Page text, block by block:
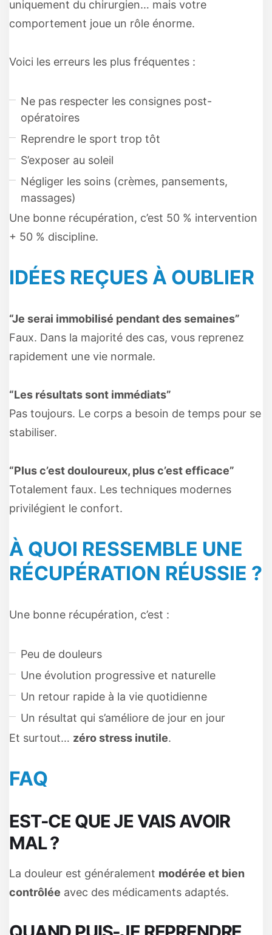
uniquement du chirurgien… mais votre
comportement joue un rôle énorme.
Voici les erreurs les plus fréquentes :
Ne pas respecter les consignes post-
opératoires
Reprendre le sport trop tôt
S’exposer au soleil
Négliger les soins (crèmes, pansements,
massages)
Une bonne récupération, c’est 50 % intervention
+ 50 % discipline.
IDÉES REÇUES À OUBLIER
“Je serai immobilisé pendant des semaines”
Faux. Dans la majorité des cas, vous reprenez
rapidement une vie normale.
“Les résultats sont immédiats”
Pas toujours. Le corps a besoin de temps pour se
stabiliser.
“Plus c’est douloureux, plus c’est efficace”
Totalement faux. Les techniques modernes
privilégient le confort.
À QUOI RESSEMBLE UNE
RÉCUPÉRATION RÉUSSIE ?
Une bonne récupération, c’est :
Peu de douleurs
Une évolution progressive et naturelle
Un retour rapide à la vie quotidienne
Un résultat qui s’améliore de jour en jour
Et surtout… zéro stress inutile.
FAQ
EST-CE QUE JE VAIS AVOIR
MAL ?
La douleur est généralement modérée et bien
contrôlée avec des médicaments adaptés.